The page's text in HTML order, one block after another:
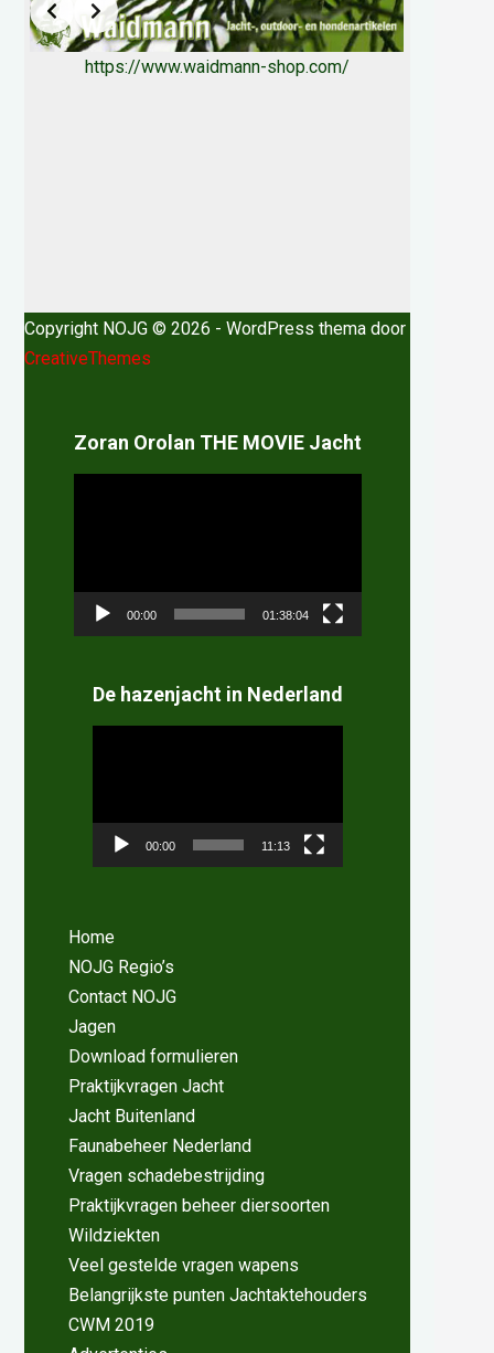
https://www.waidmann-shop.com/
Copyright NOJG © 2026 - WordPress thema door
CreativeThemes
Zoran Orolan THE MOVIE Jacht
00:00 01:38:04
De hazenjacht in Nederland
00:00 11:13
Home
NOJG Regio’s
Contact NOJG
Jagen
Download formulieren
Praktijkvragen Jacht
Jacht Buitenland
Faunabeheer Nederland
Vragen schadebestrijding
Praktijkvragen beheer diersoorten
Wildziekten
Veel gestelde vragen wapens
Belangrijkste punten Jachtaktehouders
CWM 2019